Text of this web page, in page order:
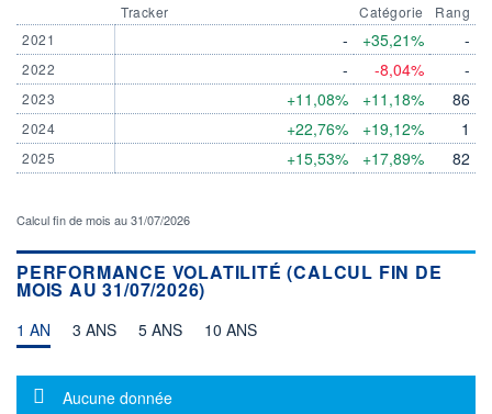
04/08 05/08
155
160
155,7498 155,6296
+ HAUT
LIMITE À LA
2021
2022
2023
2024
2025
Tracker
-
-
+11,08%
+22,76%
+15,53%
Catégorie
+35,21%
-8,04%
+11,18%
+19,12%
+17,89%
Rang
-
-
86
1
82
Calcul fin de mois au 31/07/2026
PERFORMANCE VOLATILITÉ (CALCUL FIN DE
MOIS AU 31/07/2026)
1 AN 3 ANS 5 ANS 10 ANS
Message d'information
Aucune donnée